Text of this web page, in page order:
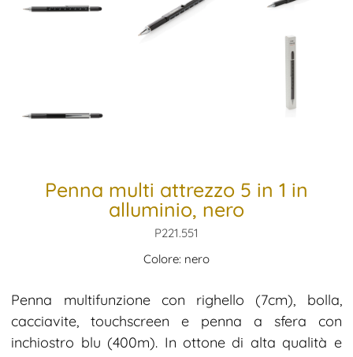
Penna multi attrezzo 5 in 1 in
alluminio, nero
P221.551
Colore: nero
Penna multifunzione con righello (7cm), bolla,
cacciavite, touchscreen e penna a sfera con
inchiostro blu (400m). In ottone di alta qualità e